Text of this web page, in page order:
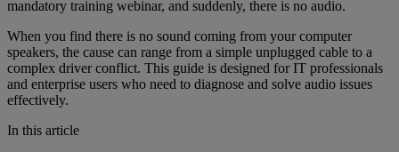
mandatory training webinar, and suddenly, there is no audio.
When you find there is no sound coming from your computer
speakers, the cause can range from a simple unplugged cable to a
complex driver conflict. This guide is designed for IT professionals
and enterprise users who need to diagnose and solve audio issues
effectively.
In this article